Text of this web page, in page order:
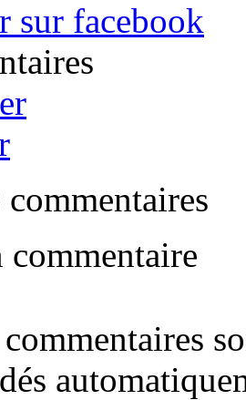
sur facebook
commentaire